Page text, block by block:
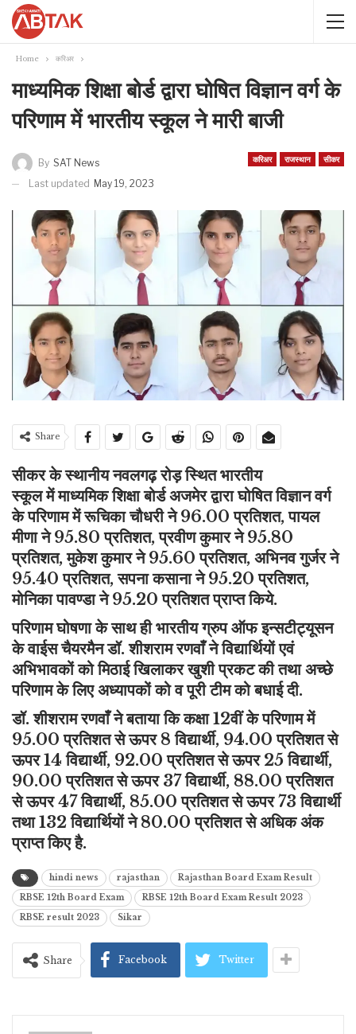
Home करिअर
माध्यमिक शिक्षा बोर्ड द्वारा घोषित विज्ञान वर्ग के
परिणाम में भारतीय स्कूल ने मारी बाजी
करिअर राजस्थान सीकर
By SAT News
Last updated May 19, 2023
Share
सीकर के स्थानीय नवलगढ़ रोड़ स्थित भारतीय
स्कूलमेंमाध्यमिक शिक्षा बोर्ड अजमेर द्वारा घोषित विज्ञान वर्ग
के परिणाम में रूचिका चौधरी ने 96.00 प्रतिशत, पायल
मीणा ने 95.80 प्रतिशत, प्रवीण कुमार ने 95.80
प्रतिशत, मुकेश कुमार ने 95.60 प्रतिशत, अभिनव गुर्जर ने
95.40 प्रतिशत, सपना कसाना ने 95.20 प्रतिशत,
मोनिका पावण्डा ने 95.20 प्रतिशत प्राप्त किये.
परिणाम घोषणा के साथ ही भारतीय ग्रुप ऑफ इन्सटीट्यूसन
के वाईस चैयरमैन डॉ. शीशराम रणवाँ ने विद्यार्थियों एवं
अभिभावकों को मिठाई खिलाकर खुशी प्रकट की तथा अच्छे
परिणाम के लिए अध्यापकों को व पूरी टीम कोबधाई दी.
डॉ. शीशराम रणवाँ ने बताया कि कक्षा 12वीं के परिणाम में
95.00 प्रतिशत से ऊपर 8 विद्यार्थी, 94.00 प्रतिशत से
ऊपर 14 विद्यार्थी, 92.00 प्रतिशत से ऊपर 25 विद्यार्थी,
90.00 प्रतिशत से ऊपर 37 विद्यार्थी, 88.00 प्रतिशत
से ऊपर 47 विद्यार्थी, 85.00 प्रतिशत से ऊपर 73 विद्यार्थी
तथा 132 विद्यार्थियों ने 80.00 प्रतिशत से अधिक अंक
प्राप्त किए है.
hindi news rajasthan
Rajasthan Board Exam Result
RBSE 12th Board Exam
RBSE 12th Board Exam Result 2023
RBSE result 2023
Sikar
Share Facebook Twitter